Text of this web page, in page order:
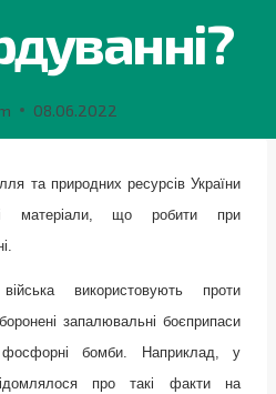
08.06.2022
та природних ресурсів України
матеріали, що робити при
використовують проти
запалювальні боєприпаси
бомби. Наприклад, у
про такі факти на